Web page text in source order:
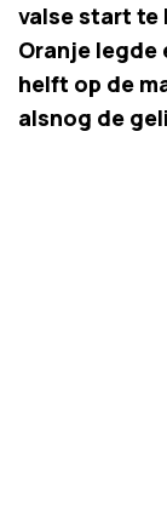
valse start te
Oranje
helft op de
alsnog de